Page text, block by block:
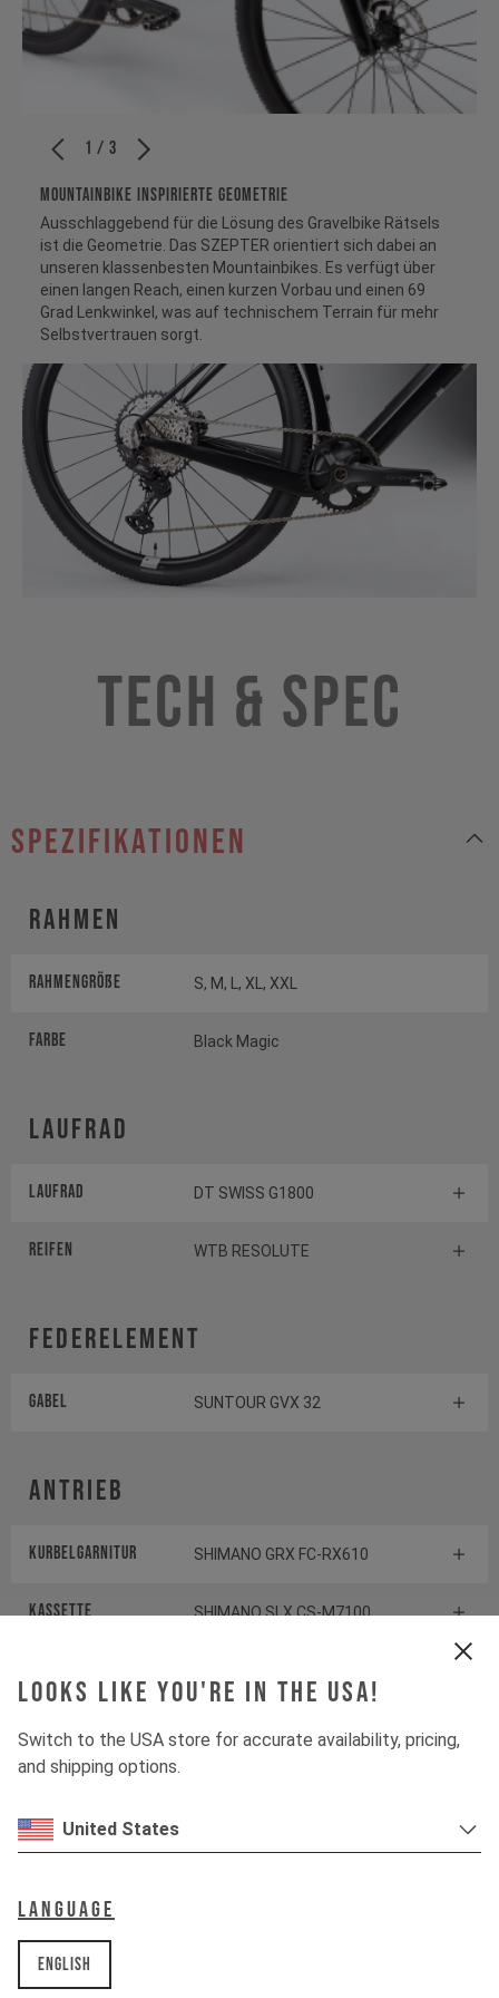
Looks like you're in the USA!
Switch to the USA store for accurate availability, pricing,
and shipping options.
United States
Language
English
1 / 3
MOUNTAINBIKE INSPIRIERTE GEOMETRIE
Ausschlaggebend für die Lösung des Gravelbike Rätsels
ist die Geometrie. Das SZEPTER orientiert sich dabei an
unseren klassenbesten Mountainbikes. Es verfügt über
einen langen Reach, einen kurzen Vorbau und einen 69
Grad Lenkwinkel, was auf technischem Terrain für mehr
Selbstvertrauen sorgt.
Tech & Spec
Spezifikationen
Rahmen
Rahmengröße S, M, L, XL, XXL
Farbe Black Magic
Laufrad
Laufrad DT SWISS G1800
Reifen WTB RESOLUTE
Federelement
Gabel SUNTOUR GVX 32
Antrieb
Kurbelgarnitur SHIMANO GRX FC-RX610
Kassette SHIMANO SLX CS-M7100
Shiftbrake SHIMANO GRX BR-RX610
Komponenten
Vorbau